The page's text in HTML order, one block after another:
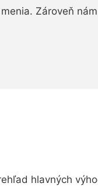
Zároveň
hlavných